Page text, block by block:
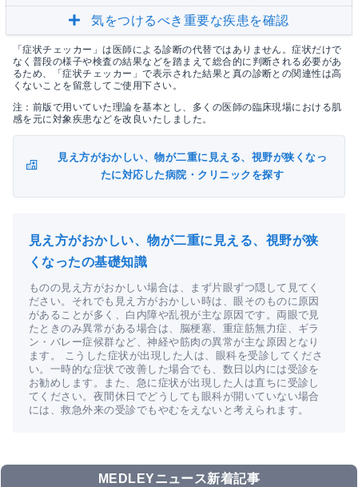
気をつけるべき重要な疾患を確認
「症状チェッカー」は医師による診断の代替ではありません。症状だけで
なく普段の様子や検査の結果などを踏まえて総合的に判断される必要があ
るため、「症状チェッカー」で表示された結果と真の診断との関連性は高
くないことを留意してご使用下さい。
注：前版で用いていた理論を基本とし、多くの医師の臨床現場における肌
感を元に対象疾患などを改良いたしました。
見え方がおかしい、物が二重に見える、視野が狭くなっ
たに対応した病院・クリニックを探す
見え方がおかしい、物が二重に見える、視野が狭
くなったの基礎知識
ものの見え方がおかしい場合は、まず片眼ずつ隠して見てく
ださい。それでも見え方がおかしい時は、眼そのものに原因
があることが多く、白内障や乱視が主な原因です。両眼で見
たときのみ異常がある場合は、脳梗塞、重症筋無力症、ギラ
ン・バレー症候群など、神経や筋肉の異常が主な原因となり
ます。 こうした症状が出現した人は、眼科を受診してくださ
い。一時的な症状で改善した場合でも、数日以内には受診を
お勧めします。また、急に症状が出現した人は直ちに受診し
てください。夜間休日でどうしても眼科が開いていない場合
には、救急外来の受診でもやむをえないと考えられます。
MEDLEYニュース新着記事